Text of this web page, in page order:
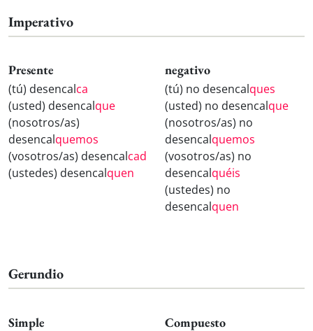
Imperativo
Presente
(tú) desencalca
(usted) desencalque
(nosotros/as)
desencalquemos
(vosotros/as) desencalcad
(ustedes) desencalquen
negativo
(tú) no desencalques
(usted) no desencalque
(nosotros/as) no
desencalquemos
(vosotros/as) no
desencalquéis
(ustedes) no
desencalquen
Gerundio
Simple Compuesto